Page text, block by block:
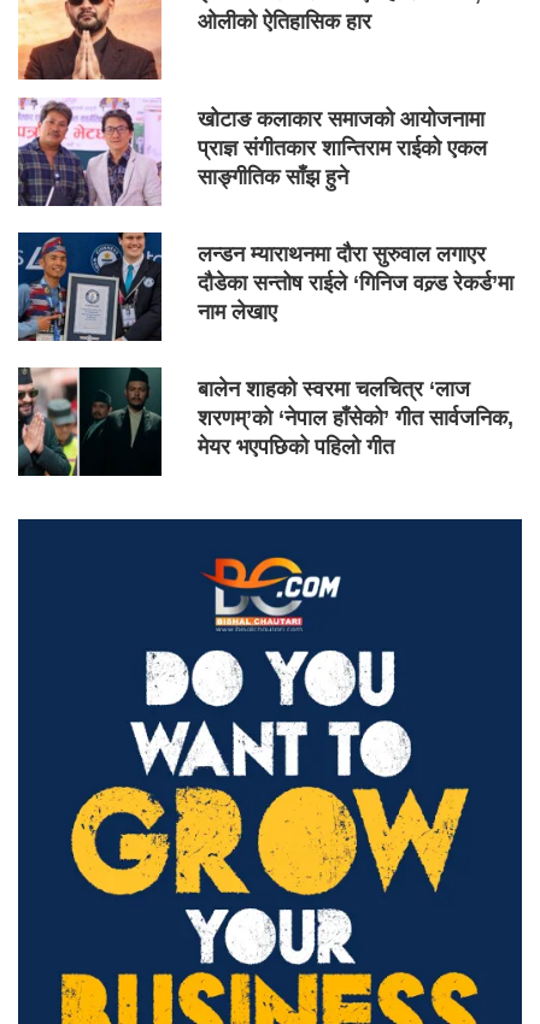
ओलीको ऐतिहासिक हार
खोटाङ कलाकार समाजको आयोजनामा
प्राज्ञ संगीतकार शान्तिराम राईको एकल
साङ्गीतिक साँझ हुने
लन्डन म्याराथनमा दौरा सुरुवाल लगाएर
दौडेका सन्तोष राईले ‘गिनिज वल्र्ड रेकर्ड’मा
नाम लेखाए
बालेन शाहको स्वरमा चलचित्र ‘लाज
शरणम्’को ‘नेपाल हाँसेको’ गीत सार्वजनिक,
मेयर भएपछिको पहिलो गीत